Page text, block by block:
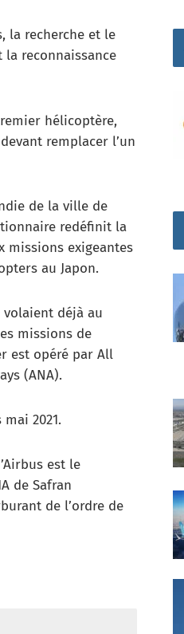
la recherche et le
reconnaissance
hélicoptère,
remplacer l’un
de la ville de
redéfinit la
missions exigeantes
au Japon.
volaient déjà au
missions de
est opéré par All
(ANA).
2021.
est le
de Safran
de l’ordre de